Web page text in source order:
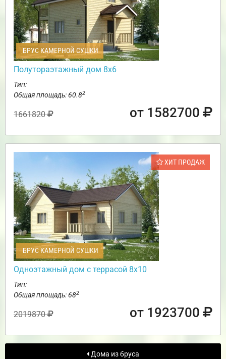
БРУС КАМЕРНОЙ СУШКИ
Полутораэтажный дом 8х6
Тип:
Общая площадь: 60.82
1661820 от 1582700
ХИТ ПРОДАЖ
БРУС КАМЕРНОЙ СУШКИ
Одноэтажный дом с террасой 8х10
Тип:
Общая площадь: 682
2019870 от 1923700
Дома из бруса